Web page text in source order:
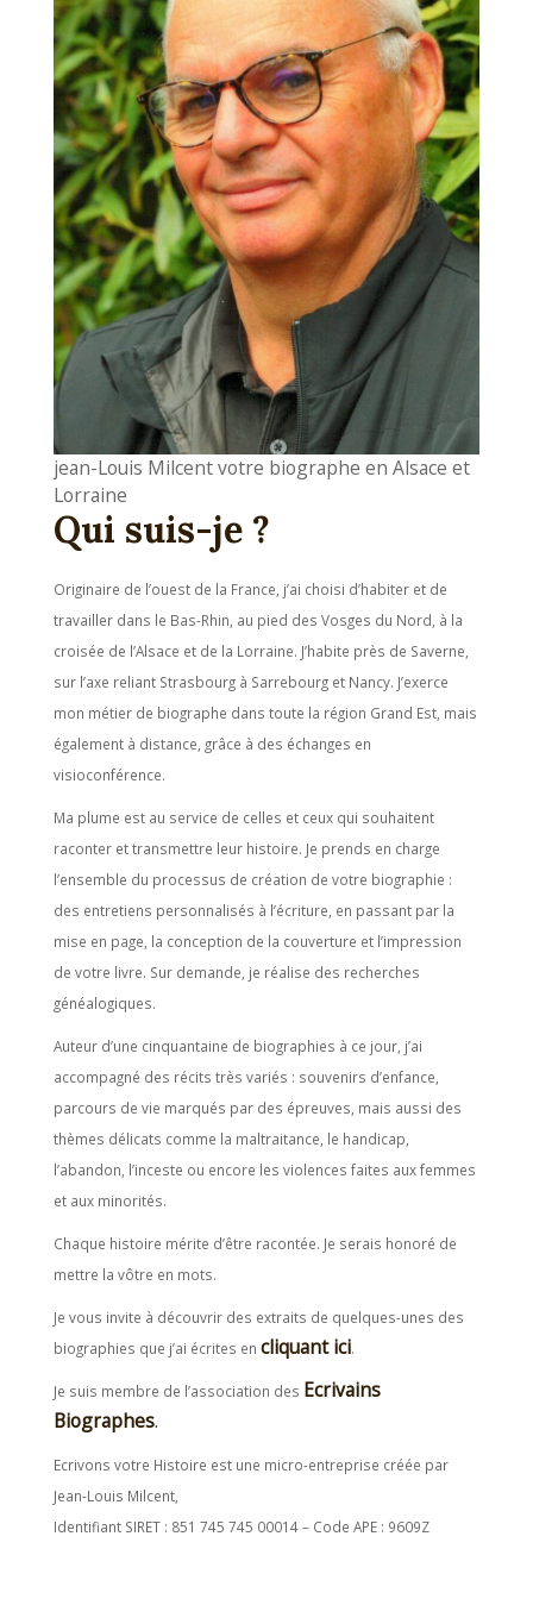
I
R
E
Milcent,
Biographe
jean-Louis Milcent votre biographe en Alsace et
Lorraine
Qui suis-je ?
Originaire de l’ouest de la France, j’ai choisi d’habiter et de
travailler dans le Bas-Rhin, au pied des Vosges du Nord, à la
croisée de l’Alsace et de la Lorraine. J’habite près de Saverne,
sur l’axe reliant Strasbourg à Sarrebourg et Nancy. J’exerce
mon métier de biographe dans toute la région Grand Est, mais
également à distance, grâce à des échanges en
visioconférence.
Ma plume est au service de celles et ceux qui souhaitent
raconter et transmettre leur histoire. Je prends en charge
l’ensemble du processus de création de votre biographie :
des entretiens personnalisés à l’écriture, en passant par la
mise en page, la conception de la couverture et l’impression
de votre livre. Sur demande, je réalise des recherches
généalogiques.
Auteur d’une cinquantaine de biographies à ce jour, j’ai
accompagné des récits très variés : souvenirs d’enfance,
parcours de vie marqués par des épreuves, mais aussi des
thèmes délicats comme la maltraitance, le handicap,
l’abandon, l’inceste ou encore les violences faites aux femmes
et aux minorités.
Chaque histoire mérite d’être racontée. Je serais honoré de
mettre la vôtre en mots.
Je vous invite à découvrir des extraits de quelques-unes des
biographies que j’ai écrites en cliquant ici.
Je suis membre de l’association des Ecrivains
Biographes.
Ecrivons votre Histoire est une micro-entreprise créée par
Jean-Louis Milcent,
Identifiant SIRET : 851 745 745 00014 – Code APE : 9609Z